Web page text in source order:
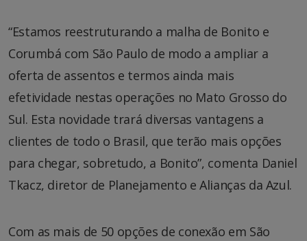
“Estamos reestruturando a malha de Bonito e
Corumbá com São Paulo de modo a ampliar a
oferta de assentos e termos ainda mais
efetividade nestas operações no Mato Grosso do
Sul. Esta novidade trará diversas vantagens a
clientes de todo o Brasil, que terão mais opções
para chegar, sobretudo, a Bonito”, comenta Daniel
Tkacz, diretor de Planejamento e Alianças da Azul.
Com as mais de 50 opções de conexão em São